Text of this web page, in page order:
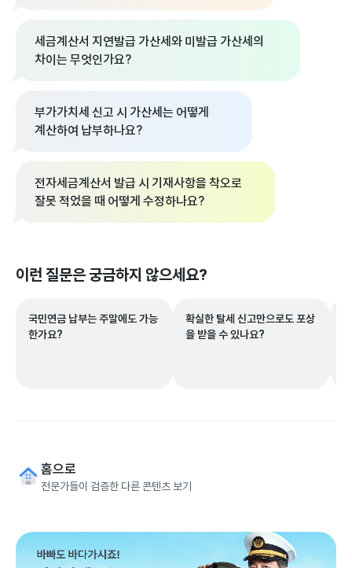
세금계산서 지연발급 가산세와 미발급 가산세의
차이는 무엇인가요?
부가가치세 신고 시 가산세는 어떻게
계산하여 납부하나요?
전자세금계산서 발급 시 기재사항을 착오로
잘못 적었을 때 어떻게 수정하나요?
이런 질문은 궁금하지 않으세요?
국민연금 납부는 주말에도 가능
한가요?
확실한 탈세 신고만으로도 포상
을 받을 수 있나요?
홈으로
전문가들이 검증한 다른 콘텐츠 보기